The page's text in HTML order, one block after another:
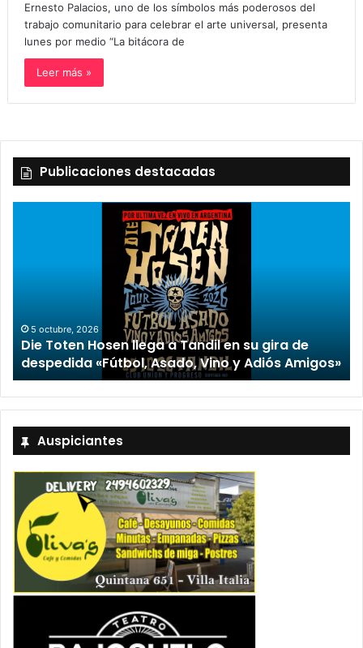
Ernesto Palacios, uno de los símbolos más poderosos del
trabajo comunitario para celebrar el arte universal, presenta
lunes por medio “La bitácora de
Leer más »
Publicaciones destacadas
“TIRRIA” llega a Tandil con un elenco de lujo
encabezado por Capusotto, Spregelburd y
Stefani
Auspiciantes